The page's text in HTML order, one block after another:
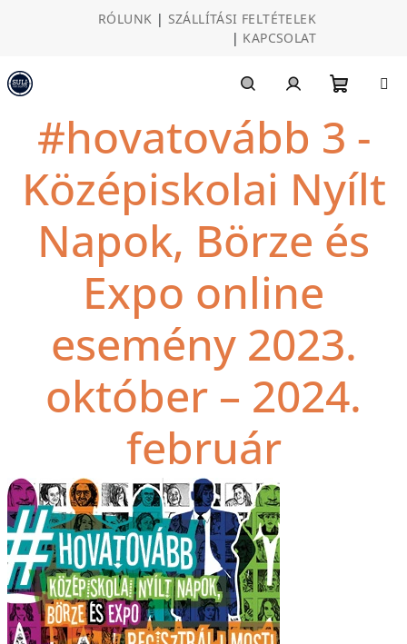
tartalomhoz
RÓLUNK | SZÁLLÍTÁSI FELTÉTELEK
| KAPCSOLAT
#hovatovább 3 -
Középiskolai Nyílt
Napok, Börze és
Expo online
esemény 2023.
október – 2024.
február